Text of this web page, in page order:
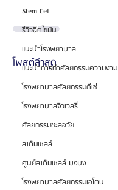
Stem Cell
รีวิวฉีดไขมัน
แนะนำโรงพยาบาล
แนะนำการทำศัลยกรรมความงาม
โรงพยาบาลศัลยกรรมดีเซ่
โรงพยาบาลจิวเวลรี่
ศัลยกรรมชะลอวัย
สเต็มเซลล์
ศูนย์สเต็มเซลล์ บงบง
โรงพยาบาลศัลยกรรมเอโตน
โพสต์ล่าสุด